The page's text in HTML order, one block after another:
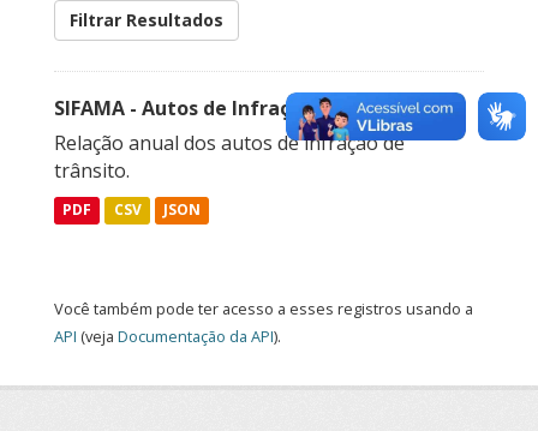
Filtrar Resultados
SIFAMA - Autos de Infração de Trânsito
Relação anual dos autos de infração de
trânsito.
PDF CSV JSON
Você também pode ter acesso a esses registros usando a
API (veja Documentação da API).